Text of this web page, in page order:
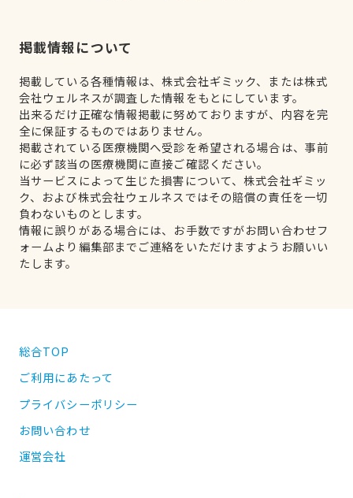
掲載情報について
掲載している各種情報は、株式会社ギミック、または株式
会社ウェルネスが調査した情報をもとにしています。
出来るだけ正確な情報掲載に努めておりますが、内容を完
全に保証するものではありません。
掲載されている医療機関へ受診を希望される場合は、事前
に必ず該当の医療機関に直接ご確認ください。
当サービスによって生じた損害について、株式会社ギミッ
ク、および株式会社ウェルネスではその賠償の責任を一切
負わないものとします。
情報に誤りがある場合には、お手数ですがお問い合わせフ
ォームより編集部までご連絡をいただけますようお願いい
たします。
総合TOP
ご利用にあたって
プライバシーポリシー
お問い合わせ
運営会社